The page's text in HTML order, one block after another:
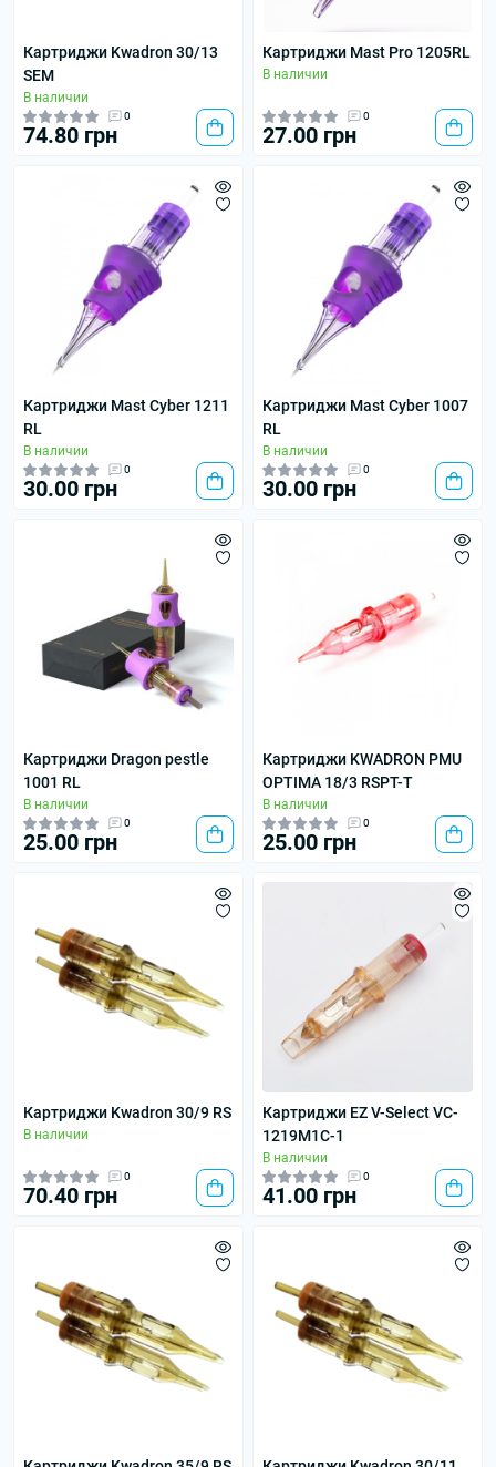
Картриджи Kwadron 30/13
SEM
В наличии
0
74.80 грн
Картриджи Mast Pro 1205RL
В наличии
0
27.00 грн
Картриджи Mast Cyber 1211
RL
В наличии
0
30.00 грн
Картриджи Mast Cyber 1007
RL
В наличии
0
30.00 грн
Картриджи Dragon pestle
1001 RL
В наличии
0
25.00 грн
Картриджи KWADRON PMU
OPTIMA 18/3 RSPT-T
В наличии
0
25.00 грн
Картриджи Kwadron 30/9 RS
В наличии
0
70.40 грн
Картриджи EZ V-Select VC-
1219M1C-1
В наличии
0
41.00 грн